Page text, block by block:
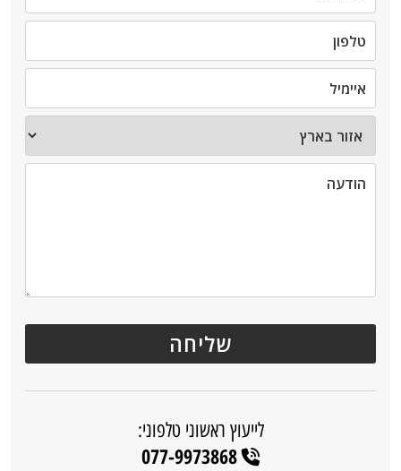
לייעוץ ראשוני טלפוני:
077-9973868